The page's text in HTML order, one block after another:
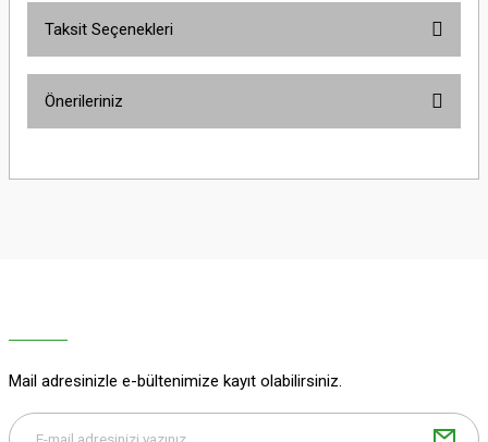
Taksit Seçenekleri
Önerileriniz
yetersiz gördüğünüz noktaları öneri formunu kullanarak tarafımıza
Bu ürüne benzer farklı alternatifler olmalı.
Mail adresinizle e-bültenimize kayıt olabilirsiniz.